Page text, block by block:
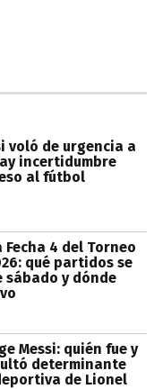
voló de urgencia a
incertidumbre
al fútbol
4 del Torneo
qué partidos se
sábado y dónde
Messi: quién fue y
determinante
de Lionel